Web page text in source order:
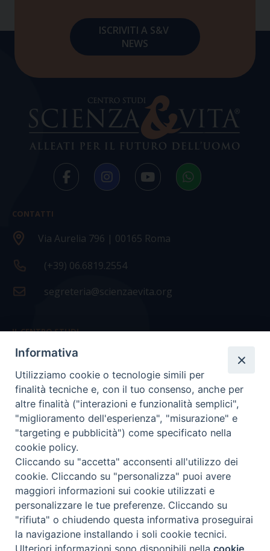
CONTATTI
Via Aurelia 796 | 00165 Roma
(+39) 06.6819.2554
segreteria@scienzaevita.org
IL CENTRO STUDI
La nostra storia
Statuto
Presidenza e ufficio presidenza
Consiglio scientifico
Coordinamento nazionale
COPYRIGHT Scienza & Vita - C.F96600690588- Tutti i
diritti -Privacy- Credits
Informativa
Utilizziamo cookie o tecnologie simili per
finalità tecniche e, con il tuo consenso, anche per
altre finalità ("interazioni e funzionalità semplici",
"miglioramento dell'esperienza", "misurazione" e
"targeting e pubblicità") come specificato nella
cookie policy.
Cliccando su "accetta" acconsenti all'utilizzo dei
cookie. Cliccando su "personalizza" puoi avere
maggiori informazioni sui cookie utilizzati e
personalizzare le tue preferenze. Cliccando su
"rifiuta" o chiudendo questa informativa proseguirai
la navigazione installando i soli cookie tecnici.